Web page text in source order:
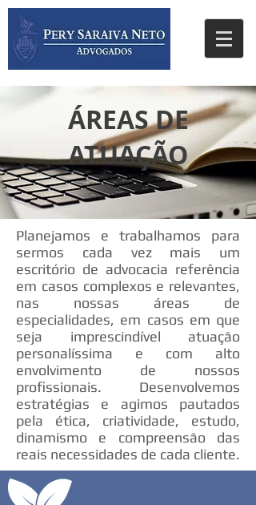
ÁREAS DE
ATUAÇÃO
Planejamos e trabalhamos para
sermos cada vez mais um
escritório de advocacia referência
em casos complexos e relevantes,
nas nossas áreas de
especialidades, em casos em que
seja imprescindível atuação
personalíssima e com alto
envolvimento de nossos
profissionais. Desenvolvemos
estratégias e agimos pautados
pela ética, criatividade, estudo,
dinamismo e compreensão das
reais necessidades de cada cliente.